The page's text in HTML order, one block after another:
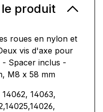
produit
roues en nylon et
vis d'axe pour
- Spacer inclus -
M8 x 58 mm
14063,